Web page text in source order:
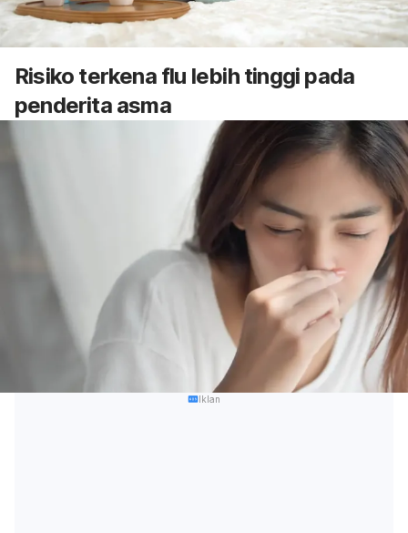
Risiko terkena flu lebih tinggi pada
penderita asma
Iklan